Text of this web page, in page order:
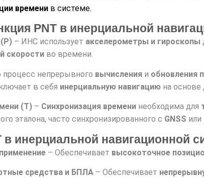
времени в системе.
PNT в инерциальной
– ИНС использует акселерометры и гироскопы
скорости во времени.
процесс непрерывного вычисления и обновления
в себя инерциальную навигацию на основе
(T) – Синхронизация времени необходима для
эталона, часто синхронизированного с GNSS или
инерциальной навигационной
– Обеспечивает высокоточное
средства и БПЛА – Обеспечивает